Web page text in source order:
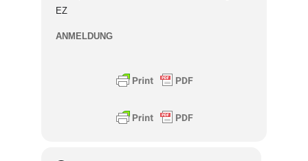
EZ
ANMELDUNG